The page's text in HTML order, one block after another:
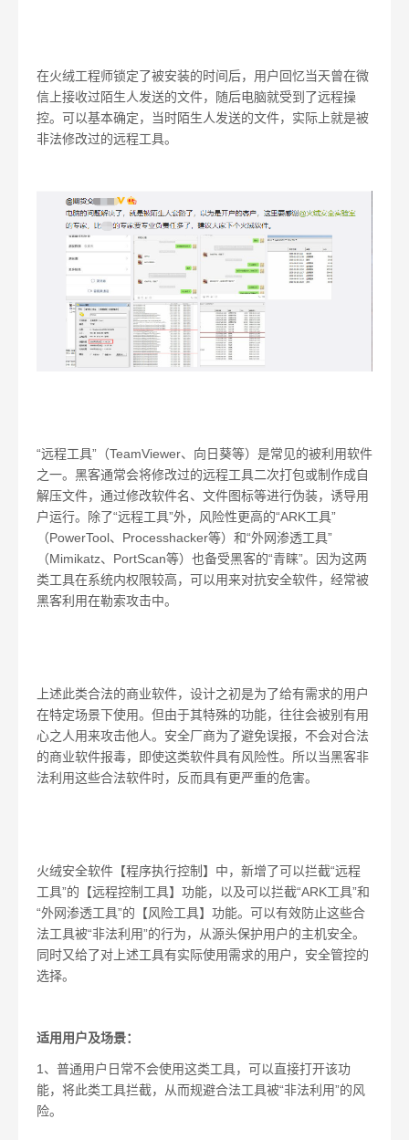
在火绒工程师锁定了被安装的时间后，用户回忆当天曾在微
信上接收过陌生人发送的文件，随后电脑就受到了远程操
控。可以基本确定，当时陌生人发送的文件，实际上就是被
非法修改过的远程工具。
“远程工具”（TeamViewer、向日葵等）是常见的被利用软件
之一。黑客通常会将修改过的远程工具二次打包或制作成自
解压文件，通过修改软件名、文件图标等进行伪装，诱导用
户运行。除了“远程工具”外，风险性更高的“ARK工具”
（PowerTool、 Processhacker等）和“外网渗透工具”
（Mimikatz、 PortScan等）也备受黑客的“青睐”。因为这两
类工具在系统内权限较高，可以用来对抗安全软件，经常被
黑客利用在勒索攻击中。
上述此类合法的商业软件，设计之初是为了给有需求的用户
在特定场景下使用。但由于其特殊的功能，往往会被别有用
心之人用来攻击他人。安全厂商为了避免误报，不会对合法
的商业软件报毒，即使这类软件具有风险性。所以当黑客非
法利用这些合法软件时，反而具有更严重的危害。
火绒安全软件【程序执行控制】中，新增了可以拦截“远程
工具”的【远程控制工具】功能，以及可以拦截“ARK工具”和
“外网渗透工具”的【风险工具】功能。可以有效防止这些合
法工具被“非法利用”的行为，从源头保护用户的主机安全。
同时又给了对上述工具有实际使用需求的用户，安全管控的
选择。
适用用户及场景：
1 、普通用户日常不会使用这类工具，可以直接打开该功
能，将此类工具拦截，从而规避合法工具被“非法利用”的风
险。